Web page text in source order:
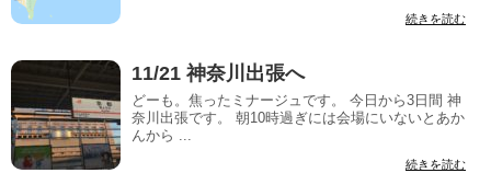
続きを読む
11/21 神奈川出張へ
どーも。焦ったミナージュです。 今日から3日間 神
奈川出張です。 朝10時過ぎには会場にいないとあか
んから ...
続きを読む